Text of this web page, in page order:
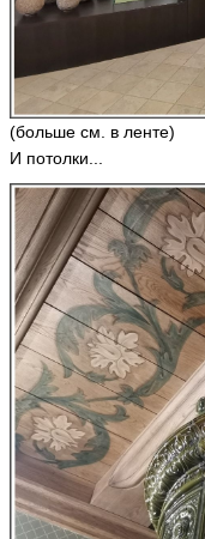
(больше см. в ленте)
И потолки...